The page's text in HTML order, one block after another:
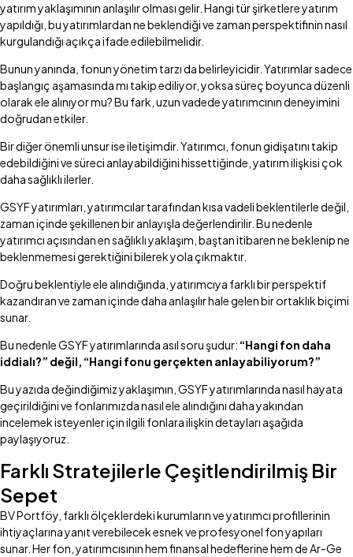
yatırım yaklaşımının anlaşılır olması gelir. Hangi tür şirketlere yatırım
yapıldığı, bu yatırımlardan ne beklendiği ve zaman perspektifinin nasıl
kurgulandığı açıkça ifade edilebilmelidir.
Bunun yanında, fonun yönetim tarzı da belirleyicidir. Yatırımlar sadece
başlangıç aşamasında mı takip ediliyor, yoksa süreç boyunca düzenli
olarak ele alınıyor mu? Bu fark, uzun vadede yatırımcının deneyimini
doğrudan etkiler.
Bir diğer önemli unsur ise iletişimdir. Yatırımcı, fonun gidişatını takip
edebildiğini ve süreci anlayabildiğini hissettiğinde, yatırım ilişkisi çok
daha sağlıklı ilerler.
GSYF yatırımları, yatırımcılar tarafından kısa vadeli beklentilerle değil,
zaman içinde şekillenen bir anlayışla değerlendirilir. Bu nedenle
yatırımcı açısından en sağlıklı yaklaşım, baştan itibaren ne beklenip ne
beklenmemesi gerektiğini bilerek yola çıkmaktır.
Doğru beklentiyle ele alındığında, yatırımcıya farklı bir perspektif
kazandıran ve zaman içinde daha anlaşılır hale gelen bir ortaklık biçimi
sunar.
Bu nedenle GSYF yatırımlarında asıl soru şudur: “Hangi fon daha
iddialı?” değil, “Hangi fonu gerçekten anlayabiliyorum?”
Bu yazıda değindiğimiz yaklaşımın, GSYF yatırımlarında nasıl hayata
geçirildiğini ve fonlarımızda nasıl ele alındığını daha yakından
incelemek isteyenler için ilgili fonlara ilişkin detayları aşağıda
paylaşıyoruz.
Farklı Stratejilerle Çeşitlendirilmiş Bir
Sepet
BV Portföy, farklı ölçeklerdeki kurumların ve yatırımcı profillerinin
ihtiyaçlarına yanıt verebilecek esnek ve profesyonel fon yapıları
sunar. Her fon, yatırımcısının hem finansal hedeflerine hem de Ar-Ge